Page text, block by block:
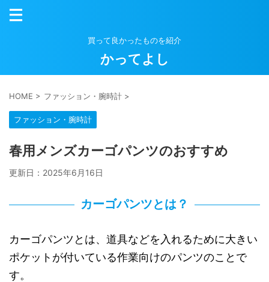
買って良かったものを紹介
かってよし
HOME > ファッション・腕時計 >
ファッション・腕時計
春用メンズカーゴパンツのおすすめ
更新日： 2025年6月16日
カーゴパンツとは？
カーゴパンツとは、道具などを入れるために大きい
ポケットが付いている作業向けのパンツのことで
す。